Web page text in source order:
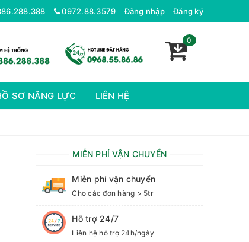
Xưởng Dệt Bo Long Biên - Chuyên nhận dệt Các Loại Bo Áo Khoác Thời Trang Nam, Nữ Cao Cấp
0972.88.3579 Đăng nhập Đăng ký
0
SƠ NĂNG LỰC LIÊN HỆ
MIỄN PHÍ VẬN CHUYỂN
Miễn phí vận chuyển
Cho các đơn hàng > 5tr
Hỗ trợ 24/7
Liên hệ hỗ trợ 24h/ngày